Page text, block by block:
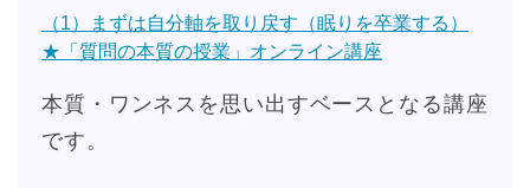
（1）まずは自分軸を取り戻す（眠りを卒業する）
★「質問の本質の授業」オンライン講座
本質・ワンネスを思い出すベースとなる講座
です。